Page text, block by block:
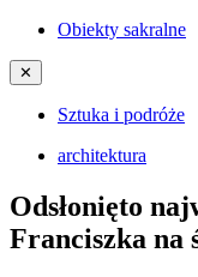
Obiekty sakralne
✕
Sztuka i podróże
architektura
Odsłonięto
Franciszka na